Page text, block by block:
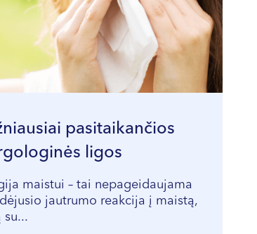
pasitaikančios
ligos
maistui – tai nepageidaujama
jautrumo reakcija į maistą,
su...